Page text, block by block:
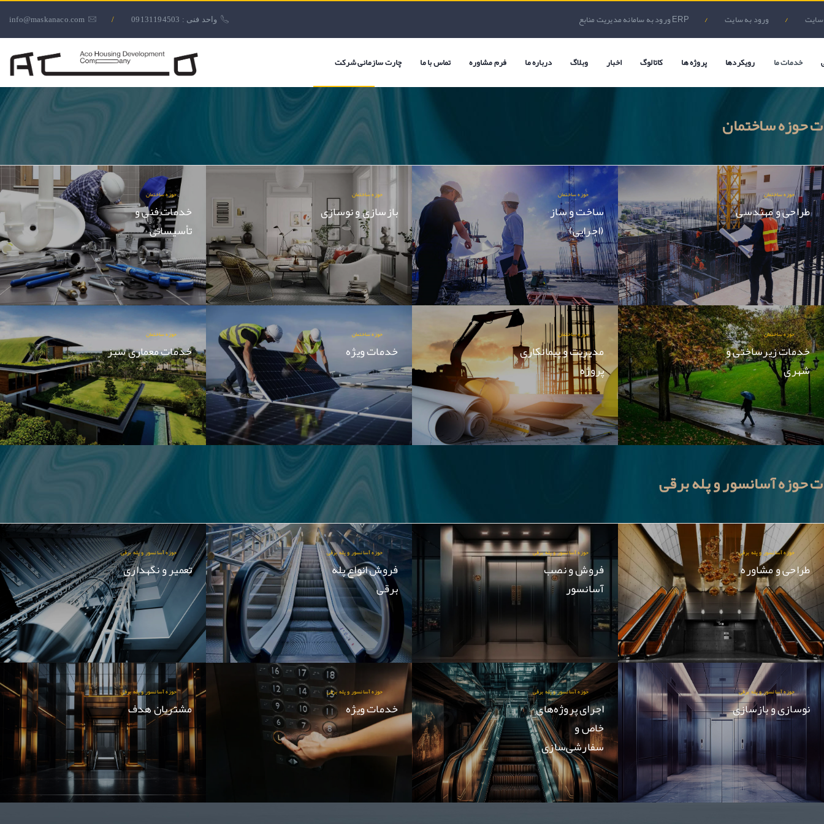
info@maskanaco.com / واحد فنی : 09131194503 ورود به سامانه مدیریت منابع ERP / ورود به سایت / سایت
منوی
کاربری
خدمات ما رویکردها پروژه ها کاتالوگ اخبار وبلاگ درباره ما فرم مشاوره تماس با ما چارت سازمانی شرکت
حوزه ساختمان
حوزه ساختمان
طراحی و مهندسی
حوزه ساختمان
ساخت و ساز
(اجرایی)
حوزه ساختمان
بازسازی و نوسازی
حوزه ساختمان
خدمات فنی و
تأسیساتی
حوزه ساختمان
خدمات زیرساختی و
شهری
حوزه ساختمان
مدیریت و پیمانکاری
پروژه
حوزه ساختمان
خدمات ویژه
حوزه ساختمان
خدمات معماری سبز
حوزه آسانسور و پله برقی
حوزه آسانسور و پله برقی
طراحی و مشاوره
حوزه آسانسور و پله برقی
فروش و نصب
آسانسور
حوزه آسانسور و پله برقی
فروش انواع پله
برقی
حوزه آسانسور و پله برقی
تعمیر و نگهداری
حوزه آسانسور و پله برقی
نوسازی و بازسازی
حوزه آسانسور و پله برقی
اجرای پروژه‌های
خاص و
سفارشی‌سازی
حوزه آسانسور و پله برقی
خدمات ویژه
حوزه آسانسور و پله برقی
مشتریان هدف